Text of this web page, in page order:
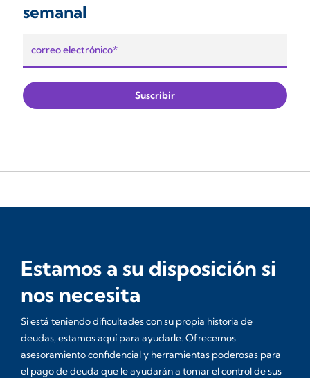
semanal
Estamos a su disposición si
nos necesita
Si está teniendo dificultades con su propia historia de
deudas, estamos aquí para ayudarle. Ofrecemos
asesoramiento confidencial y herramientas poderosas para
el pago de deuda que le ayudarán a tomar el control de sus